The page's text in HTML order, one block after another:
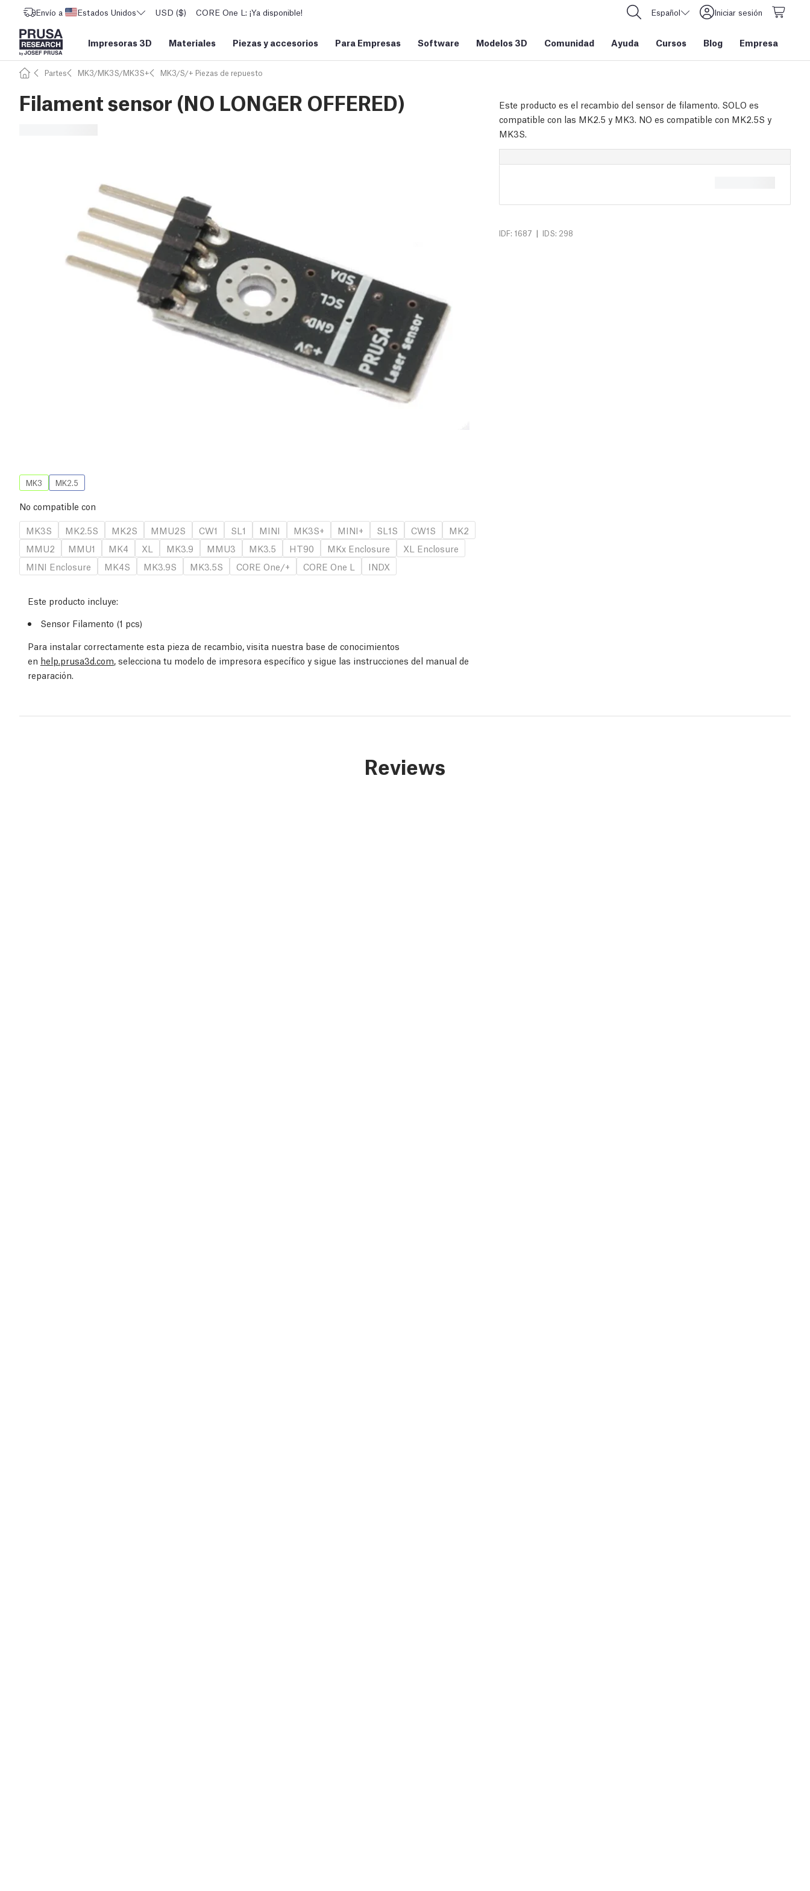
Envío a Estados Unidos USD ($) CORE One L: ¡Ya disponible! Español Iniciar sesión
Impresoras 3D Materiales Piezas y accesorios Para Empresas Software Modelos 3D Comunidad Ayuda Cursos Blog Empresa
Partes MK3/MK3S/MK3S+ MK3/S/+ Piezas de repuesto
Filament sensor (NO LONGER OFFERED)
Este producto es el recambio del sensor de filamento. SOLO es
compatible con las MK2.5 y MK3. NO es compatible con MK2.5S y
MK3S.
IDF: 1687 | IDS: 298
MK3 MK2.5
No compatible con
MK3S
MK2.5S MK2S MMU2S CW1 SL1 MINI MK3S+ MINI+ SL1S CW1S
MK2
MMU2
MMU1 MK4 XL MK3.9 MMU3 MK3.5 HT90 MKx Enclosure
XL Enclosure
MINI Enclosure
MK4S MK3.9S MK3.5S CORE One/+ CORE One L INDX
Este producto incluye:
Sensor Filamento (1 pcs)
Para instalar correctamente esta pieza de recambio, visita nuestra base de conocimientos
en help.prusa3d.com, selecciona tu modelo de impresora específico y sigue las instrucciones del manual de
reparación.
Reviews